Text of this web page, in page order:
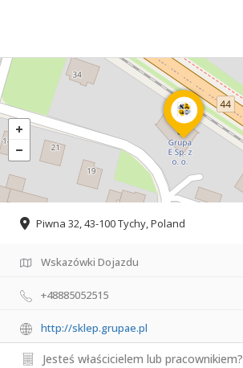
Piwna 32, 43-100 Tychy, Poland
Wskazówki Dojazdu
+48885052515
http://sklep.grupae.pl
Jesteś właścicielem lub pracownikiem?